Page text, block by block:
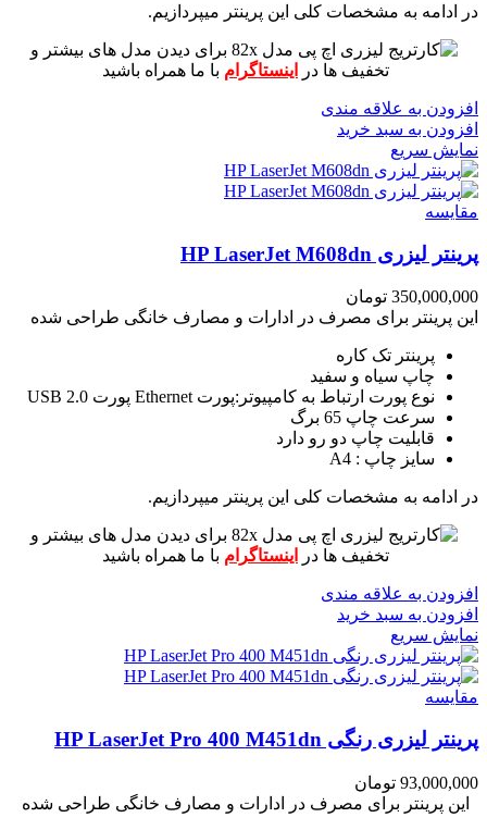
در ادامه به مشخصات کلی این پرینتر میپردازیم.
برای دیدن مدل های بیشتر و
تخفیف ها در
اینستاگرام با ما همراه باشید
افزودن به علاقه مندی
افزودن به سبد خرید
نمایش سریع
مقايسه
پرینتر لیزری HP LaserJet M608dn
350,000,000 تومان
این پرینتر برای مصرف در ادارات و مصارف خانگی طراحی شده
پرینتر تک کاره
چاپ سیاه و سفید
نوع پورت ارتباط به کامپیوتر:پورت Ethernet پورت USB 2.0
سرعت چاپ 65 برگ
قابلیت چاپ دو رو دارد
سایز چاپ : A4
در ادامه به مشخصات کلی این پرینتر میپردازیم.
برای دیدن مدل های بیشتر و
تخفیف ها در
اینستاگرام با ما همراه باشید
افزودن به علاقه مندی
افزودن به سبد خرید
نمایش سریع
مقايسه
پرینتر لیزری رنگی HP LaserJet Pro 400 M451dn
93,000,000 تومان
این پرینتر برای مصرف در ادارات و مصارف خانگی طراحی شده